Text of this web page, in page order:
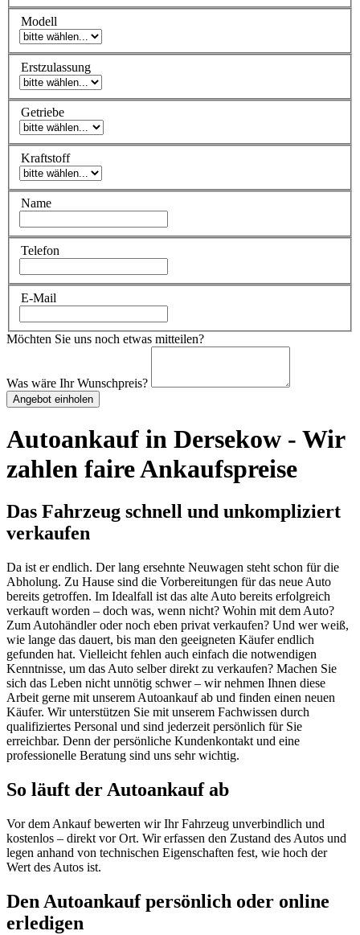
Modell
Erstzulassung
Getriebe
Kraftstoff
Name
Telefon
E-Mail
Möchten Sie uns noch etwas mitteilen?
Was wäre Ihr Wunschpreis?
Angebot einholen
Autoankauf in Dersekow - Wir
zahlen faire Ankaufspreise
Das Fahrzeug schnell und unkompliziert
verkaufen
Da ist er endlich. Der lang ersehnte Neuwagen steht schon für die
Abholung. Zu Hause sind die Vorbereitungen für das neue Auto
bereits getroffen. Im Idealfall ist das alte Auto bereits erfolgreich
verkauft worden – doch was, wenn nicht? Wohin mit dem Auto?
Zum Autohändler oder noch eben privat verkaufen? Und wer weiß,
wie lange das dauert, bis man den geeigneten Käufer endlich
gefunden hat. Vielleicht fehlen auch einfach die notwendigen
Kenntnisse, um das Auto selber direkt zu verkaufen? Machen Sie
sich das Leben nicht unnötig schwer – wir nehmen Ihnen diese
Arbeit gerne mit unserem Autoankauf ab und finden einen neuen
Käufer. Wir unterstützen Sie mit unserem Fachwissen durch
qualifiziertes Personal und sind jederzeit persönlich für Sie
erreichbar. Denn der persönliche Kundenkontakt und eine
professionelle Beratung sind uns sehr wichtig.
So läuft der Autoankauf ab
Vor dem Ankauf bewerten wir Ihr Fahrzeug unverbindlich und
kostenlos – direkt vor Ort. Wir erfassen den Zustand des Autos und
legen anhand von technischen Eigenschaften fest, wie hoch der
Wert des Autos ist.
Den Autoankauf persönlich oder online
erledigen